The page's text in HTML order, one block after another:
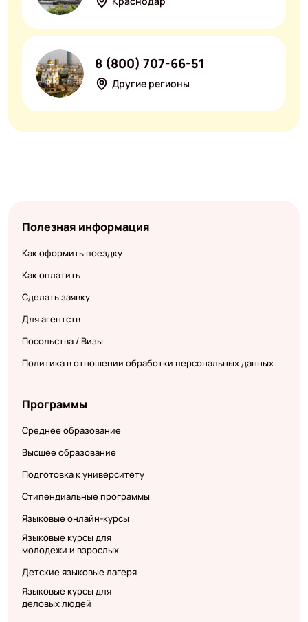
Другие регионы
8 (800) 707-66-51
Полезная информация
Как оформить поездку
Как оплатить
Сделать заявку
Для агентств
Посольства / Визы
Политика в отношении обработки персональных данных
Программы
Среднее образование
Высшее образование
Подготовка к университету
Стипендиальные программы
Языковые онлайн-курсы
Языковые курсы для
молодежи и взрослых
Детские языковые лагеря
Языковые курсы для
деловых людей